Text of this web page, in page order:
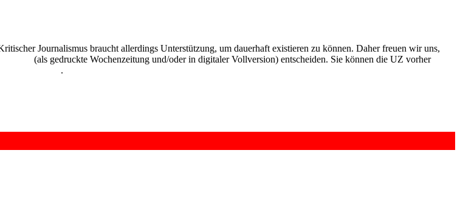
Journalismus braucht allerdings Unterstützung, um dauerhaft existieren zu können. Daher freuen wir uns,
(als gedruckte Wochenzeitung und/oder in digitaler Vollversion) entscheiden. Sie können die UZ vorher
.